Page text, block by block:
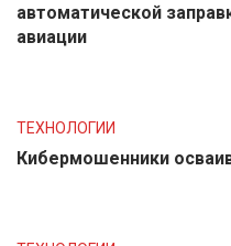
автоматической
авиации
ТЕХНОЛОГИИ
Кибермошенники